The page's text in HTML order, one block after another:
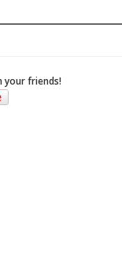
your friends!